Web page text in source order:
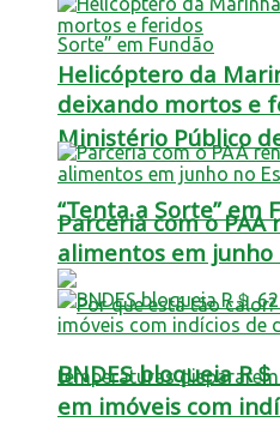
Ministério Público
“Tenta a Sorte” em
Helicóptero da
deixando mortos e
Parceria com o
alimentos em
BNDES bloqueia R
em imóveis com